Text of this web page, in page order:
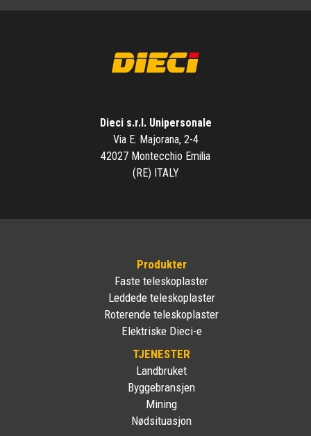
Dieci s.r.l. Unipersonale
Via E. Majorana, 2-4
42027 Montecchio Emilia
(RE) ITALY
Produkter
Faste teleskoplaster
Leddede teleskoplaster
Roterende teleskoplaster
Elektriske Dieci-e
TJENESTER
Landbruket
Byggebransjen
Mining
Nødsituasjon